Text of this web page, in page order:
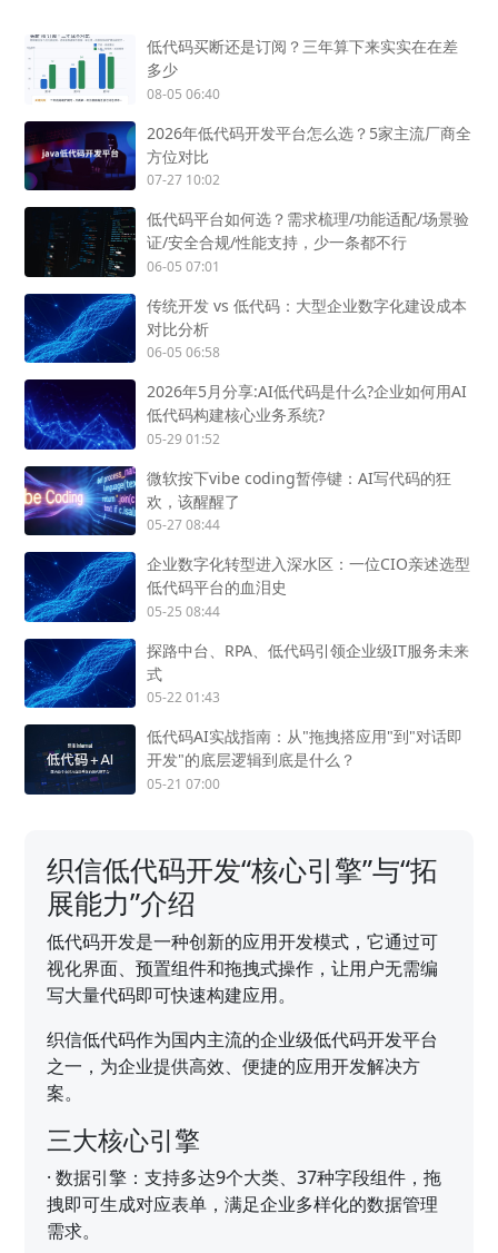
低代码买断还是订阅？三年算下来实实在在差
多少
08-05 06:40
2026年低代码开发平台怎么选？5家主流厂商全
方位对比
07-27 10:02
低代码平台如何选？需求梳理/功能适配/场景验
证/安全合规/性能支持，少一条都不行
06-05 07:01
传统开发 vs 低代码：大型企业数字化建设成本
对比分析
06-05 06:58
2026年5月分享:AI低代码是什么?企业如何用AI
低代码构建核心业务系统?
05-29 01:52
微软按下vibe coding暂停键：AI写代码的狂
欢，该醒醒了
05-27 08:44
企业数字化转型进入深水区：一位CIO亲述选型
低代码平台的血泪史
05-25 08:44
探路中台、RPA、低代码引领企业级IT服务未来
式
05-22 01:43
低代码AI实战指南：从"拖拽搭应用"到"对话即
开发"的底层逻辑到底是什么？
05-21 07:00
织信低代码开发“核心引擎”与“拓
展能力”介绍
低代码开发是一种创新的应用开发模式，它通过可
视化界面、预置组件和拖拽式操作，让用户无需编
写大量代码即可快速构建应用。
织信低代码作为国内主流的企业级低代码开发平台
之一，为企业提供高效、便捷的应用开发解决方
案。
三大核心引擎
·数据引擎：支持多达9个大类、37种字段组件，拖
拽即可生成对应表单，满足企业多样化的数据管理
需求。